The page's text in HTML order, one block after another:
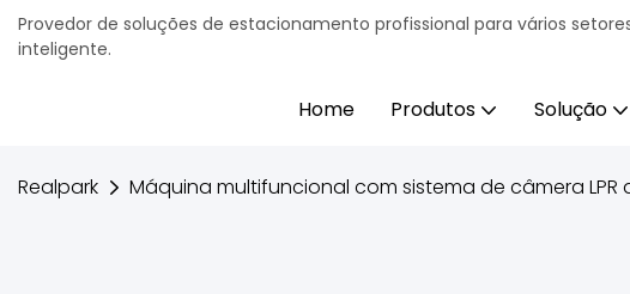
Provedor de soluções de estacionamento profissional para vários
inteligente.
Home Produtos Solução
Realpark Máquina multifuncional com sistema de câmera LPR